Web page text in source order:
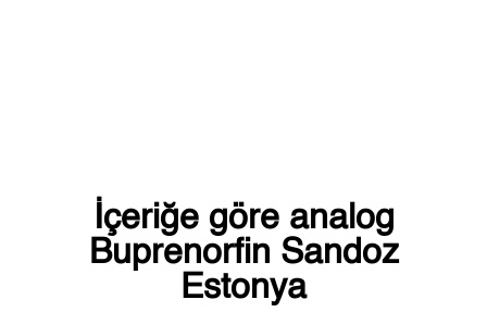
İçeriğe göre analog
Buprenorfin Sandoz
Estonya